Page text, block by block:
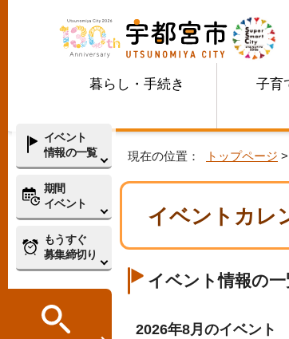
暮らし・手続き 子育
現在の位置： トップページ
イベントカレ
イベント
情報の一覧
期間
イベント
もうすぐ
募集締切り
イベント情報の一
2026年8月のイベント